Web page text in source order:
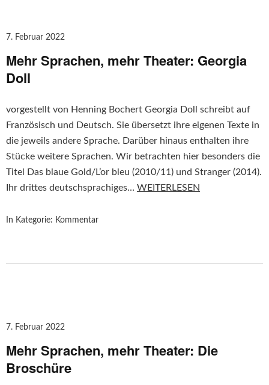
7. Februar 2022
Mehr Sprachen, mehr Theater: Georgia
Doll
vorgestellt von Henning Bochert Georgia Doll schreibt auf
Französisch und Deutsch. Sie übersetzt ihre eigenen Texte in
die jeweils andere Sprache. Darüber hinaus enthalten ihre
Stücke weitere Sprachen. Wir betrachten hier besonders die
Titel Das blaue Gold/L’or bleu (2010/11) und Stranger (2014).
Ihr drittes deutschsprachiges… WEITERLESEN
In Kategorie: Kommentar
7. Februar 2022
Mehr Sprachen, mehr Theater: Die
Broschüre